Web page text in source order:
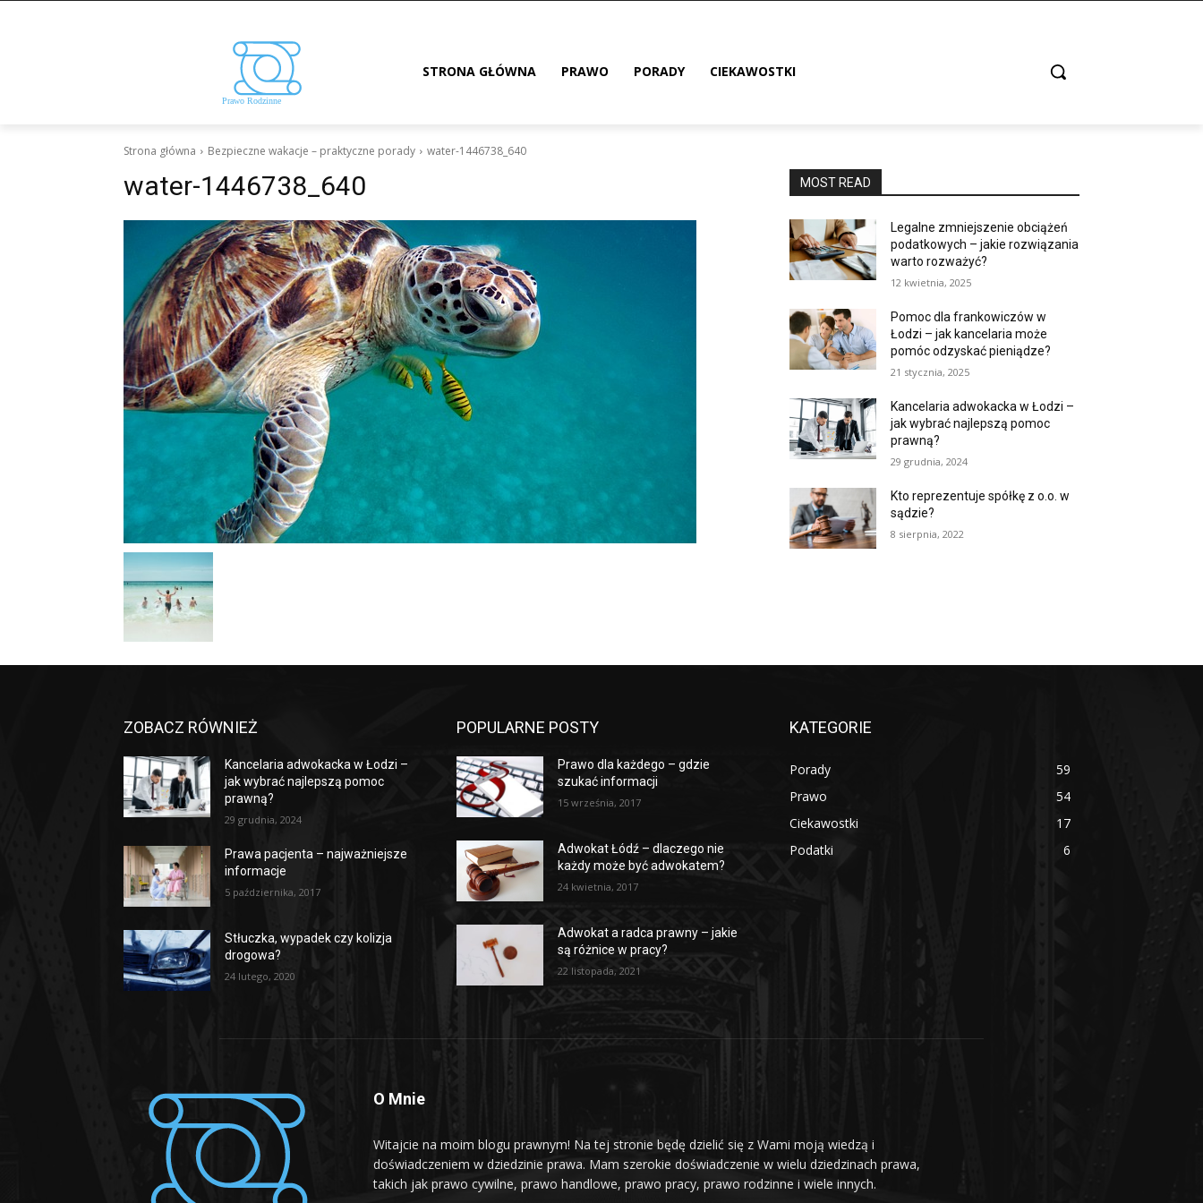
STRONA GŁÓWNA PRAWO PORADY CIEKAWOSTKI
Strona główna Bezpieczne wakacje – praktyczne porady water-1446738_640
water-1446738_640 MOST READ
Legalne zmniejszenie obciążeń
podatkowych – jakie rozwiązania
warto rozważyć?
12 kwietnia, 2025
Pomoc dla frankowiczów w
Łodzi – jak kancelaria może
pomóc odzyskać pieniądze?
21 stycznia, 2025
Kancelaria adwokacka w Łodzi –
jak wybrać najlepszą pomoc
prawną?
29 grudnia, 2024
Kto reprezentuje spółkę z o.o. w
sądzie?
8 sierpnia, 2022
ZOBACZ RÓWNIEŻ
Kancelaria adwokacka w Łodzi –
jak wybrać najlepszą pomoc
prawną?
29 grudnia, 2024
Prawa pacjenta – najważniejsze
informacje
5 października, 2017
Stłuczka, wypadek czy kolizja
drogowa?
24 lutego, 2020
POPULARNE POSTY
Prawo dla każdego – gdzie
szukać informacji
15 września, 2017
Adwokat Łódź – dlaczego nie
każdy może być adwokatem?
24 kwietnia, 2017
Adwokat a radca prawny – jakie
są różnice w pracy?
22 listopada, 2021
KATEGORIE
Porady
59
Prawo
54
Ciekawostki
17
Podatki
6
O Mnie
Witajcie na moim blogu prawnym! Na tej stronie będę dzielić się z Wami moją wiedzą i
doświadczeniem w dziedzinie prawa. Mam szerokie doświadczenie w wielu dziedzinach prawa,
takich jak prawo cywilne, prawo handlowe, prawo pracy, prawo rodzinne i wiele innych.